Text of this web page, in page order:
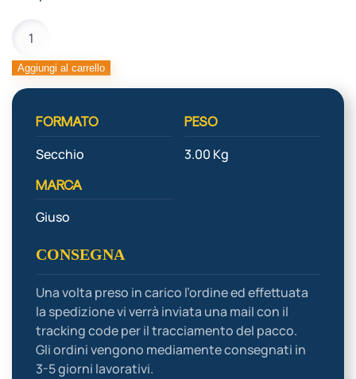
CAFFE'
quantità
Aggiungi al carrello
FORMATO
Secchio
PESO
3.00 Kg
MARCA
Giuso
CONSEGNA
Una volta preso in carico l’ordine ed effettuata
la spedizione vi verrà inviata una mail con il
tracking code per il tracciamento del pacco.
Gli ordini vengono mediamente consegnati in
3-5 giorni lavorativi.